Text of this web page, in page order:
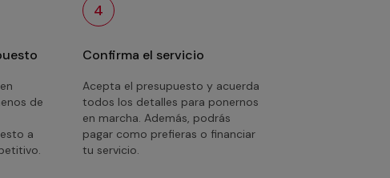
de
a
4
Confirma el servicio
Acepta el presupuesto y acuerda
todos los detalles para ponernos
en marcha. Además, podrás
pagar como prefieras o financiar
tu servicio.